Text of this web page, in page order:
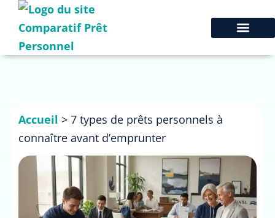
Accueil > 7 types de prêts personnels à
connaître avant d’emprunter